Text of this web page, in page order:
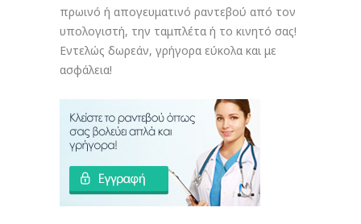
πρωινό ή απογευματινό ραντεβού από τον
υπολογιστή, την ταμπλέτα ή το κινητό σας!
Εντελώς δωρεάν, γρήγορα εύκολα και με
ασφάλεια!